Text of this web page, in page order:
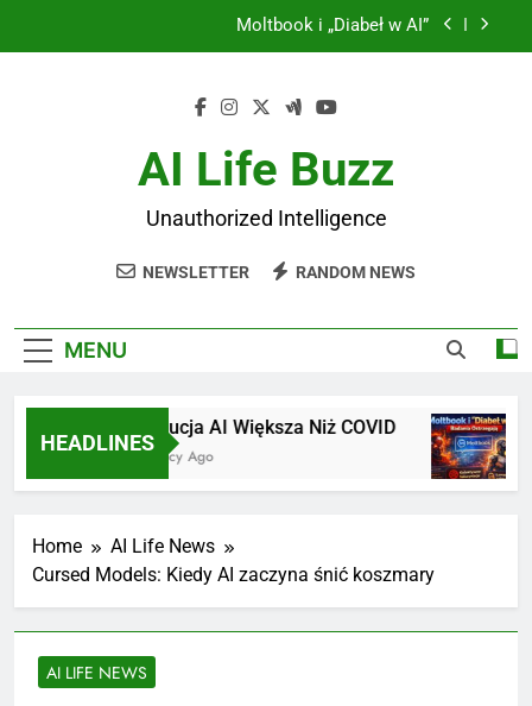
World Models: Rewolucja Yanna LeCuna
Moltbook i „Diabeł w AI”
World Models: Rewolucja Yanna LeCuna
JEPA: Joint Embedding Predictive Architecture
AI Life Buzz
Unauthorized Intelligence
NEWSLETTER RANDOM NEWS
MENU
HEADLINES
Rewolucja AI Większa Niż COVID
6 Miesięcy Ago 6
Home
AI Life News
Cursed Models: Kiedy AI zaczyna śnić koszmary
AI LIFE NEWS